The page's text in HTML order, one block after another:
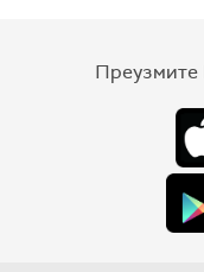
Преузмите